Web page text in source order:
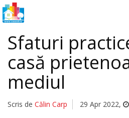
Sfaturi
casă
mediul
Scris de Călin Carp 29 Apr 2022,